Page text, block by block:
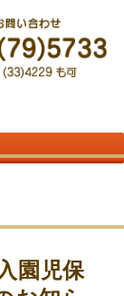
！高麗山が見える閑静
ています
園児保